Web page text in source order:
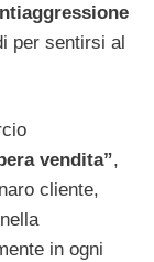
per sentirsi al
vendita”,
cliente,
in ogni